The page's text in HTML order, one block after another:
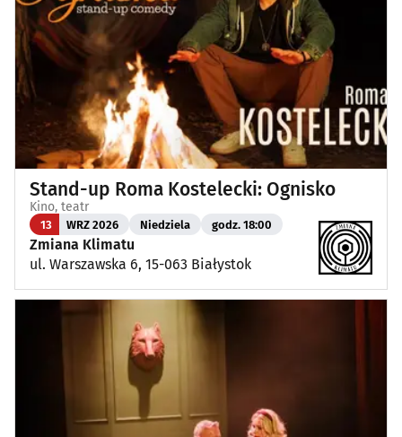
Stand-up Roma Kostelecki: Ognisko
Kino, teatr
13 WRZ 2026 Niedziela godz. 18:00
Zmiana Klimatu
ul. Warszawska 6, 15-063 Białystok